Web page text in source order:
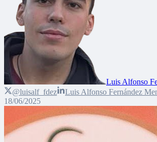
Luis Alfonso
@luisalf_fdez
Luis Alfonso Fernández
18/06/2025